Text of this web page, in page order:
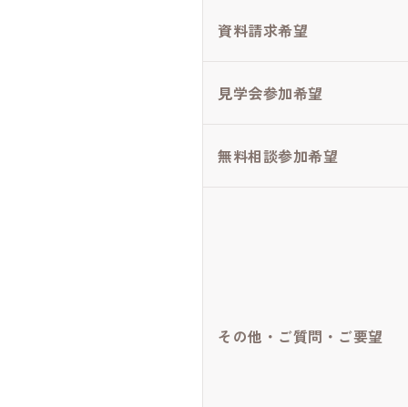
資料請求希望
見学会参加希望
無料相談参加希望
その他・ご質問・ご要望